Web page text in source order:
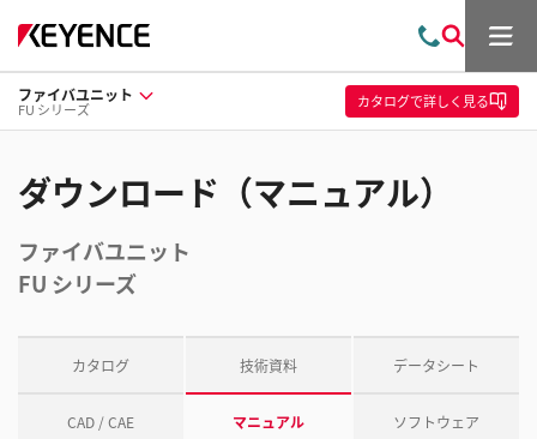
問
い
合
わ
索
メ
ュ
ー
ファイバユニット
FU シリーズ カタログで詳しく見る
ダウンロード（マニュアル）
ファイバユニット
FU シリーズ
カタログ 技術資料 データシート
CAD / CAE マニュアル ソフトウェア